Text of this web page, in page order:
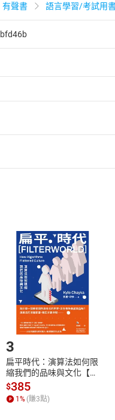
有聲書 語言學習/考試用
除權合理例外情事適用
售之商品為電子書，
市場，並於「我的訂單
將為您辦理退款事宜。
，恕無法以單支商品取
登入帳號
Login
Step2.登入
3
扁平時代：演算法如何限
縮我們的品味與文化【電
子書】
$385
1 % (賺3點)